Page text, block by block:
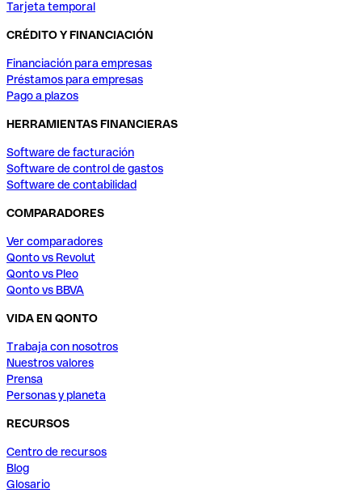
Tarjeta temporal
CRÉDITO Y FINANCIACIÓN
Financiación para empresas
Préstamos para empresas
Pago a plazos
HERRAMIENTAS FINANCIERAS
Software de facturación
Software de control de gastos
Software de contabilidad
COMPARADORES
Ver comparadores
Qonto vs Revolut
Qonto vs Pleo
Qonto vs BBVA
VIDA EN QONTO
Trabaja con nosotros
Nuestros valores
Prensa
Personas y planeta
RECURSOS
Centro de recursos
Blog
Glosario